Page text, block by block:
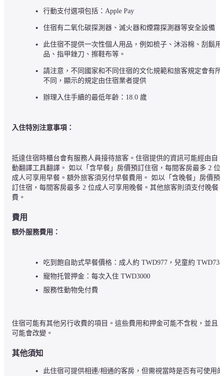
行動支付選項包括：Apple Pay
住宿有二氧化碳探測器、滅火器和煙霧探測器等安全設備
此住宿不提供一次性個人用品，例如梳子、沐浴棉、刮鬍
品、指甲銼刀、擦鞋布等。
請注意，不同國家和不同住宿的文化規範和旅客規定會有
不同，顯示的規定由住宿業者提供
辦理入住手續的最低年齡：18.0 歲
入住特別注意事項：
抵達住宿時櫃台會有服務人員接待旅客。住宿提供的資訊可能經由自
動翻譯工具翻譯。 如以「含早餐」房價預訂住宿，每間客房最多 2 位
成人可享用早餐。額外旅客須另付早餐費用。 如以「含晚餐」房價預
訂住宿，每間客房最多 2 位成人可享用晚餐。其他旅客則須支付晚餐
費。
費用
額外服務費用：
吃到飽自助式早餐價格：成人約 TWD977，兒童約
寵物托管押金：每次入住 TWD3000
服務性動物免付費
住宿可能有其他另行收費的項目。這些費用和押金可能不含稅，並且
可能會改變。
其他須知
此住宿可提供相連/相通的客房，但需視當時是否有可使用